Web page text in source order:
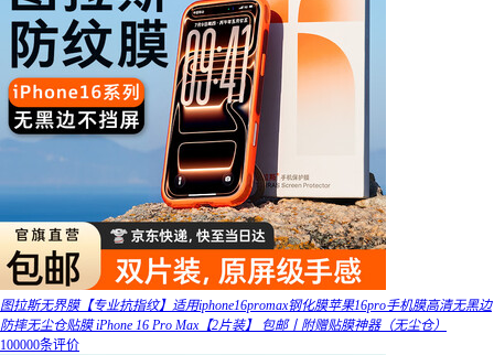
图拉斯无界膜【专业抗指纹】适用iphone16promax钢化膜苹果16pro手机膜高清无黑边
防摔无尘仓贴膜 iPhone 16 Pro Max【2片装】 包邮丨附赠贴膜神器（无尘仓）
100000条评价